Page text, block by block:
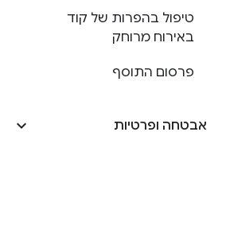
טיפול בהפרות של קוד
באירוח מרוחק
פרסום התוסף
אבטחה ופרטיות